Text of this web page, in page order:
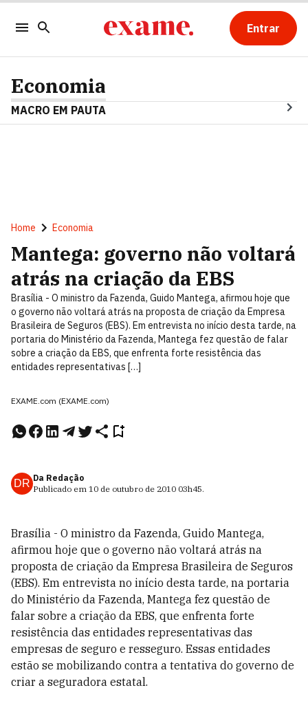
Entrar
Economia
MACRO EM PAUTA
Home Economia
Mantega: governo não voltará
atrás na criação da EBS
Brasília - O ministro da Fazenda, Guido Mantega, afirmou hoje que
o governo não voltará atrás na proposta de criação da Empresa
Brasileira de Seguros (EBS). Em entrevista no início desta tarde, na
portaria do Ministério da Fazenda, Mantega fez questão de falar
sobre a criação da EBS, que enfrenta forte resistência das
entidades representativas […]
EXAME.com (EXAME.com)
DR Da Redação
Publicado em 10 de outubro de 2010 03h45.
Brasília - O ministro da Fazenda, Guido Mantega,
afirmou hoje que o governo não voltará atrás na
proposta de criação da Empresa Brasileira de Seguros
(EBS). Em entrevista no início desta tarde, na portaria
do Ministério da Fazenda, Mantega fez questão de
falar sobre a criação da EBS, que enfrenta forte
resistência das entidades representativas das
empresas de seguro e resseguro. Essas entidades
estão se mobilizando contra a tentativa do governo de
criar a seguradora estatal.